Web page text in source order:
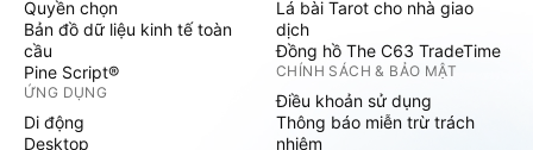
Quyền chọn
Bản đồ dữ liệu kinh tế toàn
cầu
Pine Script®
ỨNG DỤNG
Di động
Desktop
Lá bài Tarot cho nhà giao
dịch
Đồng hồ The C63 TradeTime
CHÍNH SÁCH & BẢO MẬT
Điều khoản sử dụng
Thông báo miễn trừ trách
nhiệm